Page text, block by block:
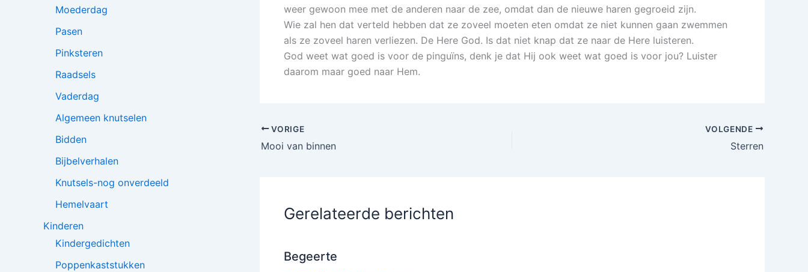
Moederdag
Pasen
Pinksteren
Raadsels
Vaderdag
Algemeen knutselen
Bidden
Bijbelverhalen
Knutsels-nog onverdeeld
Hemelvaart
Kinderen
Kindergedichten
Poppenkaststukken
weer gewoon mee met de anderen naar de zee, omdat dan de nieuwe haren gegroeid zijn.
Wie zal hen dat verteld hebben dat ze zoveel moeten eten omdat ze niet kunnen gaan zwemmen
als ze zoveel haren verliezen. De Here God. Is dat niet knap dat ze naar de Here luisteren.
God weet wat goed is voor de pinguïns, denk je dat Hij ook weet wat goed is voor jou? Luister
daarom maar goed naar Hem.
VORIGE
Mooi van binnen
VOLGENDE
Sterren
Gerelateerde berichten
Begeerte